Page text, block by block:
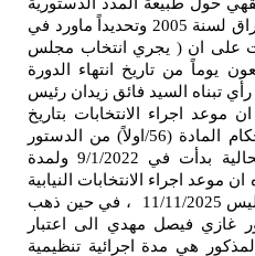
الواردة في دستور جمهورية العراق لسنة 2005 وتحديداً ماورد في
ان ( يجري انتخاب مجلس
انتهاء الدورة
فائق زيدان رئيس
الانتخابات بتاريخ
11/11/2025 يتضمن مخالفة لاحكام المادة (56/اولاً) من الدستور
باعتبار ان الدورة الانتخابية الحالية بدأت في 9/1/2022 ولمدة
الانتخابات النيابية
الجديد يكون يوم 24/11/2025 وليس 11/11/2025 ، في حين ذهب
مهدي الى اعتبار
اجرائية تنظيمية